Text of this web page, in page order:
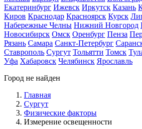
Екатеринбург Ижевск Иркутск Казань
Киров Краснодар Красноярск Курск
Набережные Челны Нижний Новгород
Новосибирск Омск Оренбург Пенза
Рязань Самара Санкт-Петербург
Ставрополь Сургут Тольятти Томск
Уфа Хабаровск Челябинск Ярославль
Город не найден
Главная
Сургут
Физические факторы
Измерение освещенности